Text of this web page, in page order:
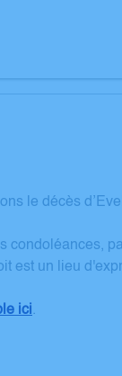
le décès
condoléances,
est un lieu
ici.